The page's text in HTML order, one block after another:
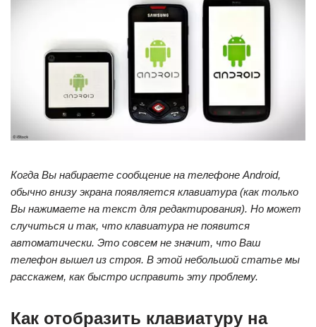
Когда Вы набираете сообщение на телефоне Android,
обычно внизу экрана появляется клавиатура (как только
Вы нажимаете на текст для редактирования). Но может
случиться и так, что клавиатура не появится
автоматически. Это совсем не значит, что Ваш
телефон вышел из строя. В этой небольшой статье мы
расскажем, как быстро исправить эту проблему.
Как отобразить клавиатуру на